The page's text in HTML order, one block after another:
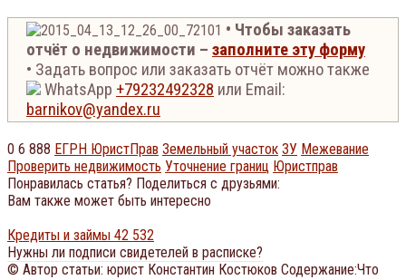
• Чтобы заказать
отчёт о недвижимости – заполните эту форму
• Задать вопрос или заказать отчёт можно также
WhatsApp +79232492328 или Email:
barnikov@yandex.ru
0 6 888 ЕГРН ЮристПрав Земельный участок ЗУ Межевание
Проверить недвижимость Уточнение границ Юристправ
Понравилась статья? Поделиться с друзьями:
Вам также может быть интересно
Кредиты и займы 42 532
Нужны ли подписи свидетелей в расписке?
© Автор статьи: юрист Константин Костюков Содержание:Что